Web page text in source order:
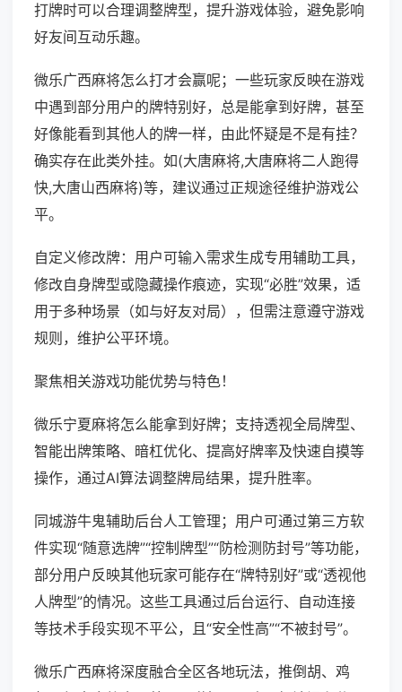
打牌时可以合理调整牌型，提升游戏体验，避免影响
好友间互动乐趣。
微乐广西麻将怎么打才会赢呢；一些玩家反映在游戏
中遇到部分用户的牌特别好，总是能拿到好牌，甚至
好像能看到其他人的牌一样，由此怀疑是不是有挂？
确实存在此类外挂。如(大唐麻将,大唐麻将二人跑得
快,大唐山西麻将)等，建议通过正规途径维护游戏公
平。
自定义修改牌：用户可输入需求生成专用辅助工具，
修改自身牌型或隐藏操作痕迹，实现“必胜”效果，适
用于多种场景（如与好友对局），但需注意遵守游戏
规则，维护公平环境。
聚焦相关游戏功能优势与特色！
微乐宁夏麻将怎么能拿到好牌；支持透视全局牌型、
智能出牌策略、暗杠优化、提高好牌率及快速自摸等
操作，通过AI算法调整牌局结果，提升胜率。
同城游牛鬼辅助后台人工管理；用户可通过第三方软
件实现“随意选牌”“控制牌型”“防检测防封号”等功能，
部分用户反映其他玩家可能存在“牌特别好”或“透视他
人牌型”的情况。这些工具通过后台运行、自动连接
等技术手段实现不平公，且“安全性高”“不被封号”。
微乐广西麻将深度融合全区各地玩法，推倒胡、鸡